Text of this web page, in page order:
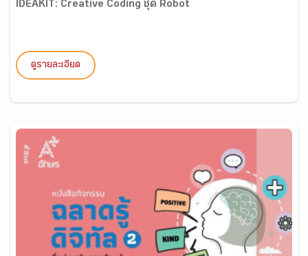
IDEAKIT: Creative Coding ชุด Robot
ดูรายละเอียด